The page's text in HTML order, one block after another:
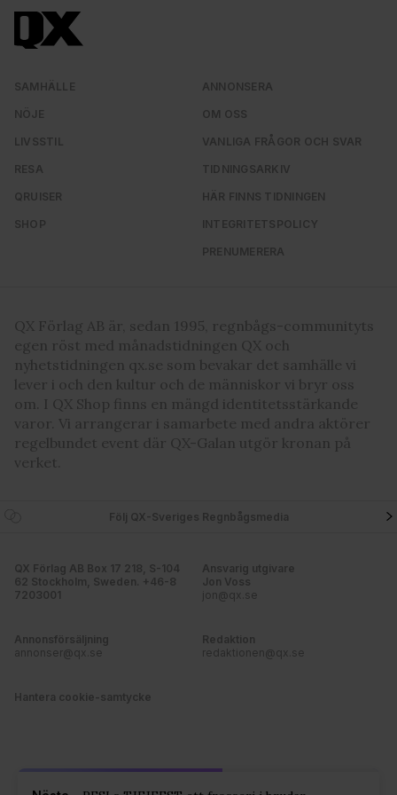
information från din enhet till de sociala medier och
annons- och analysföretag som vi samarbetar med.
information som du har tillhandahållit eller som de har
våra cookies vid fortsatt användande av vår webbplats.
SAMHÄLLE
NÖJE
LIVSSTIL
RESA
QRUISER
SHOP
ANNONSERA
OM OSS
VANLIGA FRÅGOR OCH SVAR
TIDNINGSARKIV
HÄR FINNS TIDNINGEN
INTEGRITETSPOLICY
PRENUMERERA
QX Förlag AB är, sedan 1995, regnbågs-communityts
egen röst med månadstidningen QX och
nyhetstidningen qx.se som bevakar det samhälle vi
lever i och den kultur och de människor vi bryr oss
om. I QX Shop finns en mängd identitetsstärkande
varor. Vi arrangerar i samarbete med andra aktörer
regelbundet event där QX-Galan utgör kronan på
verket.
Följ QX-Sveriges Regnbågsmedia
QX Förlag AB Box 17 218, S-104
62 Stockholm, Sweden. +46-8
7203001
Ansvarig utgivare
Jon Voss
jon@qx.se
Annonsförsäljning
annonser@qx.se
Redaktion
redaktionen@qx.se
Hantera cookie-samtycke